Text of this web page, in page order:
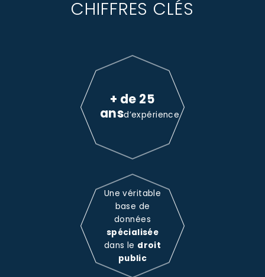
CHIFFRES CLÉS
+ de 25
ansd’expérience
Une véritable
base de
données
spécialisée
dans le droit
public